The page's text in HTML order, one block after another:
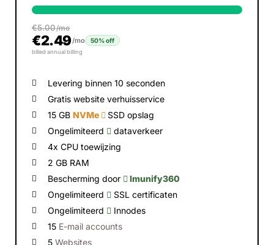
€5.00/mo
€2.49 /mo 50% off
billed annual billing
Levering binnen 10 seconden
Gratis website verhuisservice
15 GBNVMe
SSD opslag
Ongelimiteerd
dataverkeer
4x CPU toewijzing
2 GB RAM
Bescherming door
Imunify360
Ongelimiteerd
SSL certificaten
Ongelimiteerd
Innodes
15 E-mail accounts
5Websites